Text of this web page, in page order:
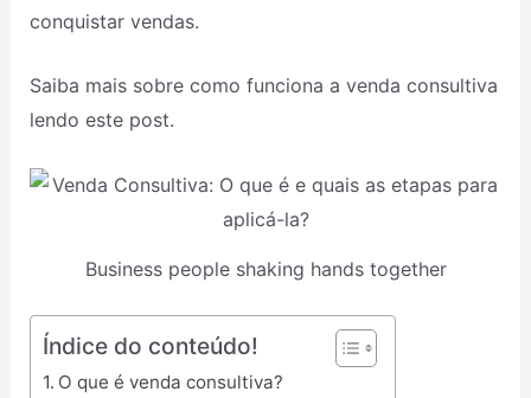
conquistar vendas.
Saiba mais sobre como funciona a venda consultiva
lendo este post.
Business people shaking hands together
Índice do conteúdo!
O que é venda consultiva?